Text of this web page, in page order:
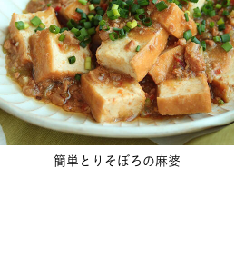
簡単とりそぼろの麻婆